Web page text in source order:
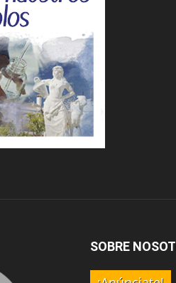
SOBRE